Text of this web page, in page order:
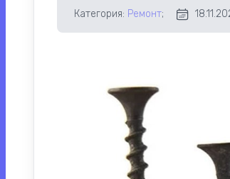
Категория: Ремонт;